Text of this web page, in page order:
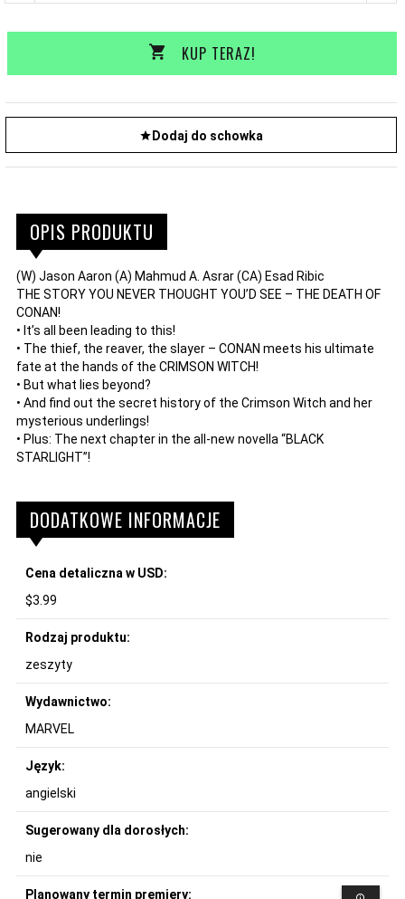
KUP TERAZ!
Dodaj do schowka
OPIS PRODUKTU
(W) Jason Aaron (A) Mahmud A. Asrar (CA) Esad Ribic
THE STORY YOU NEVER THOUGHT YOU’D SEE – THE DEATH OF
CONAN!
• It’s all been leading to this!
• The thief, the reaver, the slayer – CONAN meets his ultimate
fate at the hands of the CRIMSON WITCH!
• But what lies beyond?
• And find out the secret history of the Crimson Witch and her
mysterious underlings!
• Plus: The next chapter in the all-new novella “BLACK
STARLIGHT”!
DODATKOWE INFORMACJE
Cena detaliczna w USD:
$3.99
Rodzaj produktu:
zeszyty
Wydawnictwo:
MARVEL
Język:
angielski
Sugerowany dla dorosłych:
nie
Planowany termin premiery: